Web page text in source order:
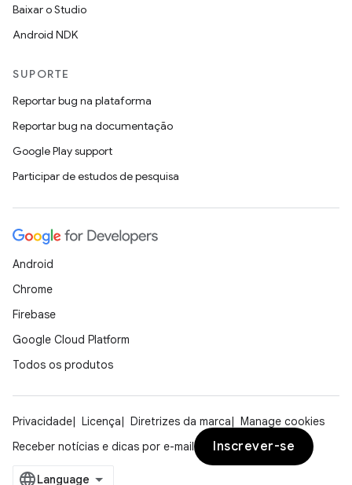
Baixar o Studio
Android NDK
SUPORTE
Reportar bug na plataforma
Reportar bug na documentação
Google Play support
Participar de estudos de pesquisa
Android
Chrome
Firebase
Google Cloud Platform
Todos os produtos
Privacidade Licença Diretrizes da marca
Manage cookies
Receber notícias e dicas por e-mail
Inscrever-se